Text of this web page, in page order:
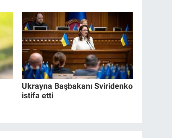
Ukrayna Başbakanı Sviridenko
istifa etti